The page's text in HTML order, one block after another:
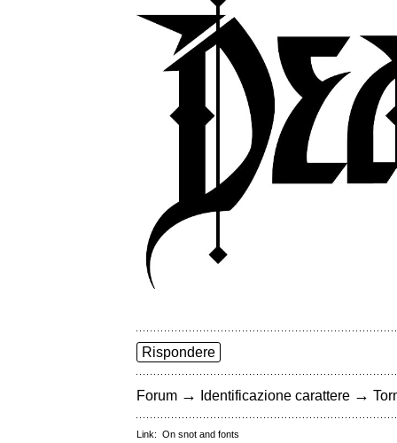
Rispondere
Forum → Identificazione carattere →
Link: On snot and fonts